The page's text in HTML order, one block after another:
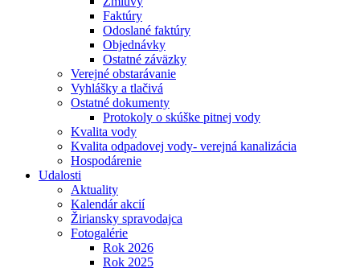
Faktúry
Odoslané faktúry
Objednávky
Ostatné záväzky
Verejné obstarávanie
Vyhlášky a tlačivá
Ostatné dokumenty
Protokoly o skúške pitnej vody
Kvalita vody
Kvalita odpadovej vody- verejná kanalizácia
Hospodárenie
Udalosti
Aktuality
Kalendár akcií
Žiriansky spravodajca
Fotogalérie
Rok 2026
Rok 2025